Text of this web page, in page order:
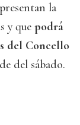
la
y que podrá
del Concello
del sábado.